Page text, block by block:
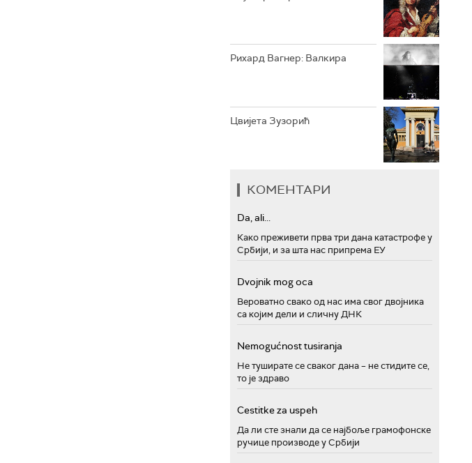
Рихард Вагнер: Валкира
Цвијета Зузорић
КОМЕНТАРИ
Da, ali...
Како преживети прва три дана катастрофе у
Србији, и за шта нас припрема ЕУ
Dvojnik mog oca
Вероватно свако од нас има свог двојника
са којим дели и сличну ДНК
Nemogućnost tusiranja
Не туширате се сваког дана – не стидите се,
то је здраво
Cestitke za uspeh
Да ли сте знали да се најбоље грамофонске
ручице производе у Србији